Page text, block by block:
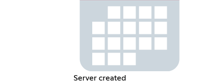
Server created